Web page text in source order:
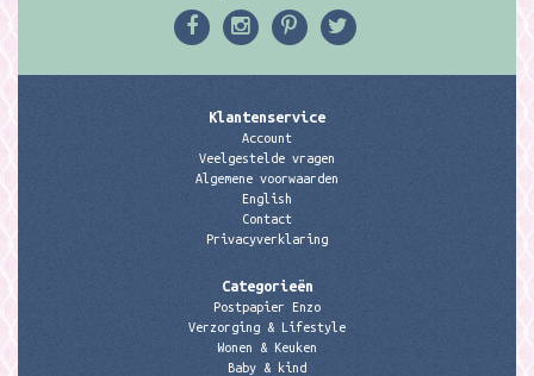
Klantenservice
Account
Veelgestelde vragen
Algemene voorwaarden
English
Contact
Privacyverklaring
Categorieën
Postpapier Enzo
Verzorging & Lifestyle
Wonen & Keuken
Baby & kind